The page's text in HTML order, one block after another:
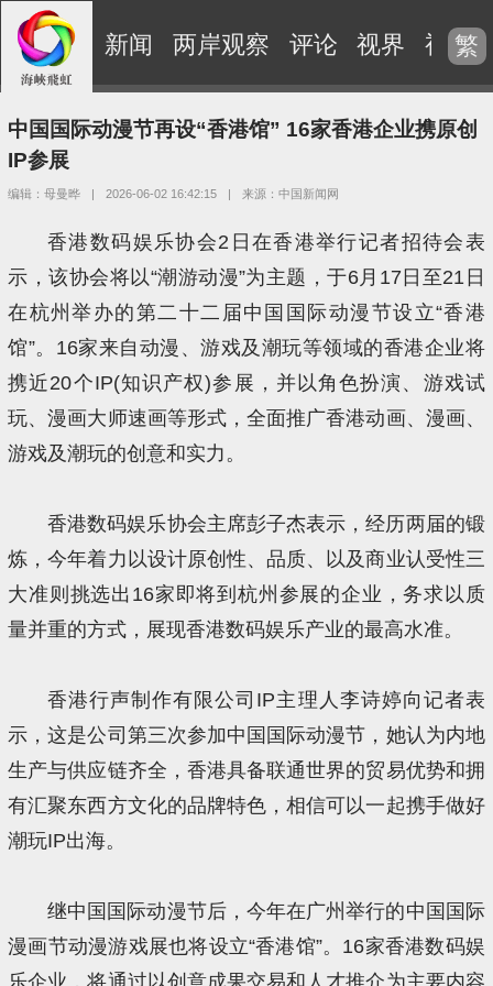
新闻 两岸观察 评论 视界 视频
繁
中国国际动漫节再设“香港馆” 16家香港企业携原创
IP参展
编辑：母曼晔 | 2026-06-02 16:42:15 | 来源：中国新闻网
香港数码娱乐协会2日在香港举行记者招待会表
示，该协会将以“潮游动漫”为主题，于6月17日至21日
在杭州举办的第二十二届中国国际动漫节设立“香港
馆”。16家来自动漫、游戏及潮玩等领域的香港企业将
携近20个IP(知识产权)参展，并以角色扮演、游戏试
玩、漫画大师速画等形式，全面推广香港动画、漫画、
游戏及潮玩的创意和实力。
香港数码娱乐协会主席彭子杰表示，经历两届的锻
炼，今年着力以设计原创性、品质、以及商业认受性三
大准则挑选出16家即将到杭州参展的企业，务求以质
量并重的方式，展现香港数码娱乐产业的最高水准。
香港行声制作有限公司IP主理人李诗婷向记者表
示，这是公司第三次参加中国国际动漫节，她认为内地
生产与供应链齐全，香港具备联通世界的贸易优势和拥
有汇聚东西方文化的品牌特色，相信可以一起携手做好
潮玩IP出海。
继中国国际动漫节后，今年在广州举行的中国国际
漫画节动漫游戏展也将设立“香港馆”。16家香港数码娱
乐企业，将通过以创意成果交易和人才推介为主要内容